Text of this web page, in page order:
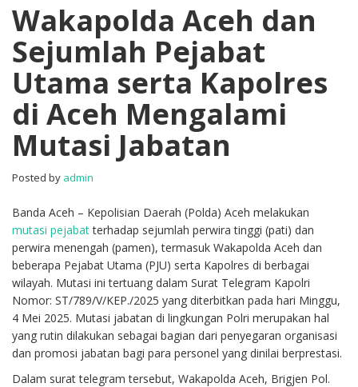
Wakapolda Aceh dan
Sejumlah Pejabat
Utama serta Kapolres
di Aceh Mengalami
Mutasi Jabatan
Posted by admin
Banda Aceh – Kepolisian Daerah (Polda) Aceh melakukan
mutasi pejabatterhadap sejumlah perwira tinggi (pati) dan
perwira menengah (pamen), termasuk Wakapolda Aceh dan
beberapa Pejabat Utama (PJU) serta Kapolres di berbagai
wilayah. Mutasi ini tertuang dalam Surat Telegram Kapolri
Nomor: ST/789/V/KEP./2025 yang diterbitkan pada hari Minggu,
4 Mei 2025. Mutasi jabatan di lingkungan Polri merupakan hal
yang rutin dilakukan sebagai bagian dari penyegaran organisasi
dan promosi jabatan bagi para personel yang dinilai berprestasi.
Dalam surat telegram tersebut, Wakapolda Aceh, Brigjen Pol.